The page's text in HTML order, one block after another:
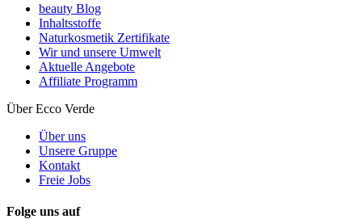
beauty Blog
Inhaltsstoffe
Naturkosmetik Zertifikate
Wir und unsere Umwelt
Aktuelle Angebote
Affiliate Programm
Über Ecco Verde
Über uns
Unsere Gruppe
Kontakt
Freie Jobs
Folge uns auf